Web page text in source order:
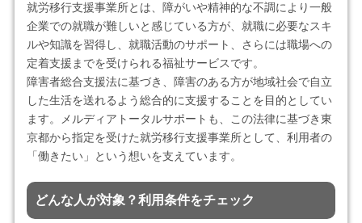
就労移行支援事業所とは、障がいや精神的な不調により一般
企業での就職が難しいと感じている方が、就職に必要なスキ
ルや知識を習得し、就職活動のサポート、さらには職場への
定着支援までを受けられる福祉サービスです。
障害者総合支援法に基づき、障害のある方が地域社会で自立
した生活を送れるよう総合的に支援することを目的としてい
ます。メルディアトータルサポートも、この法律に基づき東
京都から指定を受けた就労移行支援事業所として、利用者の
「働きたい」という想いを支えています。
どんな人が対象？利用条件をチェック